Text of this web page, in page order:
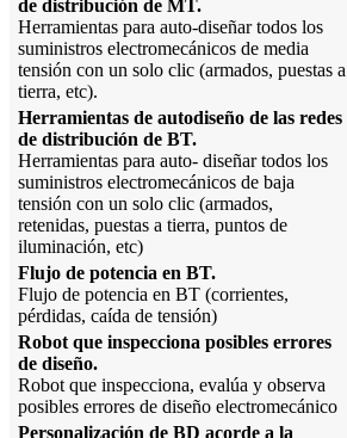
de distribución de MT.
Herramientas para auto-diseñar todos los
suministros electromecánicos de media
tensión con un solo clic (armados, puestas a
tierra, etc).
Herramientas de autodiseño de las redes
de distribución de BT.
Herramientas para auto- diseñar todos los
suministros electromecánicos de baja
tensión con un solo clic (armados,
retenidas, puestas a tierra, puntos de
iluminación, etc)
Flujo de potencia en BT.
Flujo de potencia en BT (corrientes,
pérdidas, caída de tensión)
Robot que inspecciona posibles errores
de diseño.
Robot que inspecciona, evalúa y observa
posibles errores de diseño electromecánico
Personalización de BD acorde a la